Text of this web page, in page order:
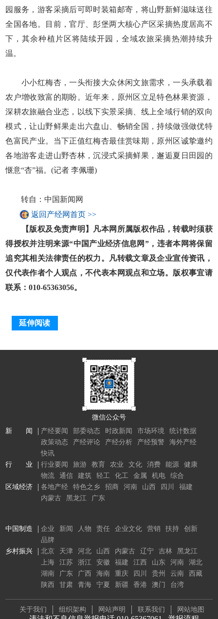
园服务，游客采摘后可即时装箱邮寄，将山野新鲜滋味送往
全国各地。目前，官厅、彭堡两大核心产区采摘热度居高不
下，其余种植片区将陆续开园，全域农旅采摘热潮持续升
温。
小小红梅杏，一头衔接大众休闲文旅需求，一头承载着
农户增收致富的期盼。近年来，原州区立足特色林果资源，
深耕农旅融合业态，以线下实景采摘、线上全域行销的双向
模式，让山野鲜果走出六盘山、畅销全国，持续做强做优特
色富民产业。当下正值红梅杏最佳赏味期，原州区诚挚邀约
各地游客走进山野杏林，沉浸式采摘鲜果，邂逅夏日田园的
惬意“杏”福。(记者 李佩珊)
转自：中国新闻网
返回产经网首页 >>
【版权及免责声明】凡本网所属版权作品，转载时须获
得授权并注明来源“中国产业经济信息网”，违者本网将保留
追究其相关法律责任的权力。凡转载文章及企业宣传资讯，
仅代表作者个人观点，不代表本网观点和立场。版权事宜请
联系：010-65363056。
延伸阅读
微信公众号
新 闻
产经要闻 部委动态 时政新闻 市场环境
统计数据
政策动态
产经评论 产经分析 产经预警
海外产经
快讯
行 业
行业要闻 旅游 教育 农业 文化 消费 能源
健康
物流
通信 建筑 轻工 化工 金属 机电
综合
区域经济
各地产经 特色之乡 招商 河南 山西 四川
福建
内蒙古
黑龙江 广东
中国制造 企业 新闻 人物 责任 企业文化 营销 扶持
创新
品牌
乡村振兴
北京 天津 河北 山西 内蒙古 辽宁 吉林
黑龙江
上海
江苏 浙江 安徽 福建 江西 山东 河南
湖北
湖南
广东 广西 海南 重庆 四川 贵州 云南
西藏
陕西
甘肃 青海 宁夏 新疆 香港 澳门 台湾
关于我们 组织架构 网站声明 联系我们 网站地图